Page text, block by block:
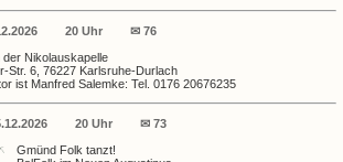
20 Uhr
✉ 76
der Nikolauskapelle
Str. 6, 76227 Karlsruhe-Durlach
ist Manfred Salemke: Tel. 0176 20676235
20 Uhr
✉ 73
Gmünd Folk tanzt!